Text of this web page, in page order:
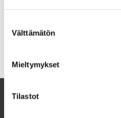
Cookiebot >
valinta
Välttämätön
Mieltymykset
Tilastot
Muu koulutus
Open university studies